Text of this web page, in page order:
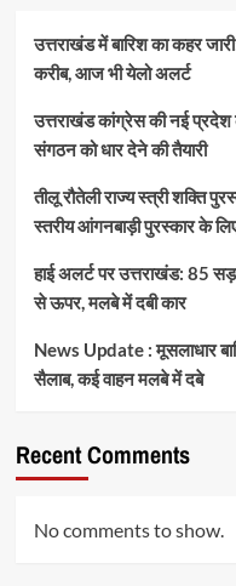
उत्तराखंड में बारिश का कहर
करीब, आज भी येलो अलर्ट
उत्तराखंड कांग्रेस की नई प्रदेश
संगठन को धार देने की तैयारी
तीलू रौतेली राज्य स्त्री शक्ति
स्तरीय आंगनबाड़ी पुरस्कार के लिए
हाई अलर्ट पर उत्तराखंड: 85
से ऊपर, मलबे में दबी कार
News Update : मूसलाधार
सैलाब, कई वाहन मलबे में दबे
Recent Comments
No comments to show.